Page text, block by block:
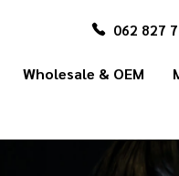
062 827
Wholesale & OEM